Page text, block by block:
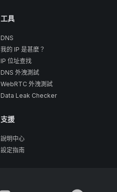
工具
DNS
我的 IP 是甚麼？
IP 位址查找
DNS 外洩測試
WebRTC 外洩測試
Data Leak Checker
支援
說明中心
設定指南